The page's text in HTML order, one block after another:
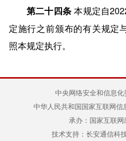
第二十四条本规定自
定施行之前颁布的有关规定
照本规定执行。
中央网络安全和信息
中华人民共和国国家互联网
承办：国家互联
技术支持：长安通信科